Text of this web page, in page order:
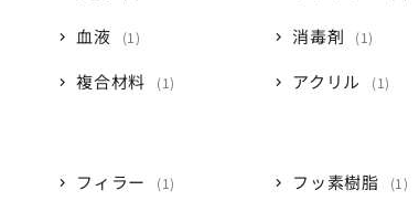
血液 1 消毒剤 1
複合材料 1 アクリル 1
フィラー 1 フッ素樹脂 1